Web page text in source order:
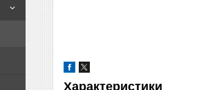
Характеристики